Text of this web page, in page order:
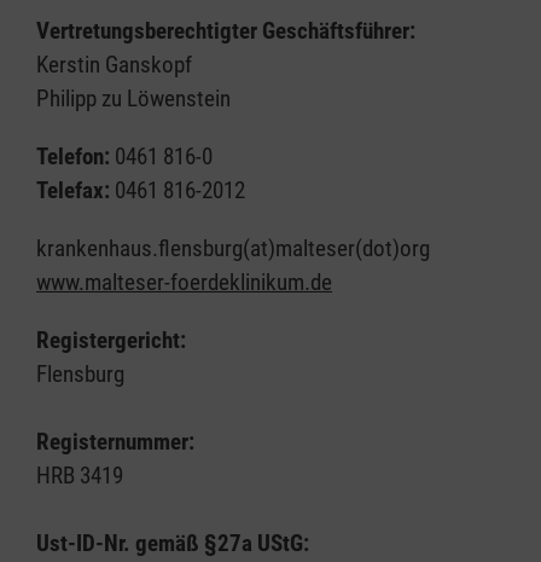
Vertretungsberechtigter Geschäftsführer:
Kerstin Ganskopf
Philipp zu Löwenstein
Telefon: 0461 816-0
Telefax: 0461 816-2012
krankenhaus.flensburg(at)malteser(dot)org
www.malteser-foerdeklinikum.de
Registergericht:
Flensburg
Registernummer:
HRB 3419
Ust-ID-Nr. gemäß §27a UStG: